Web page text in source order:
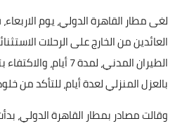
لغى مطار القاهرة الدولي، يوم
العائدين من الخارج على الرحلات
الطيران المدني، لمدة 7
بالعزل المنزلي لعدة أيام، للتأكد من
وقالت مصادر بمطار القاهرة الدولي،